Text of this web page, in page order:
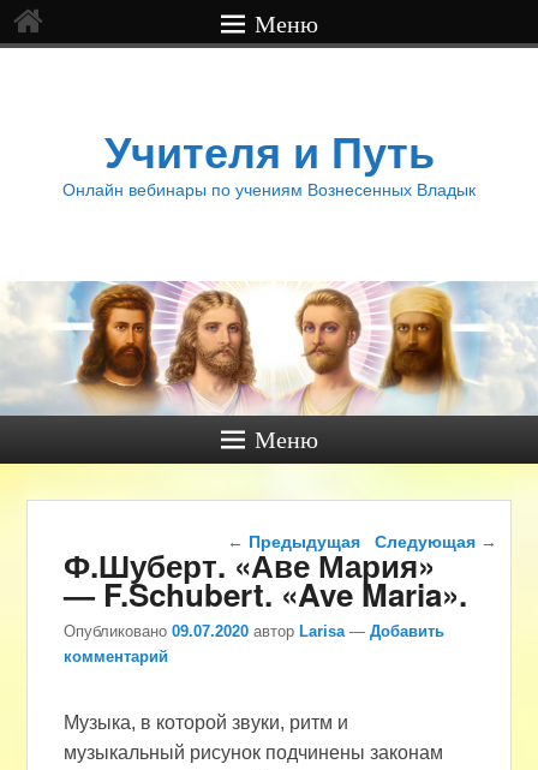
Меню
Учителя и Путь
Онлайн вебинары по учениям Вознесенных Владык
Меню
Навигация по записям
← Предыдущая Следующая →
Ф.Шуберт. «Аве Мария»
— F.Schubert. «Ave Maria».
Опубликовано09.07.2020 авторLarisa —Добавить
комментарий
Музыка, в которой звуки, ритм и
музыкальный рисунок подчинены законам